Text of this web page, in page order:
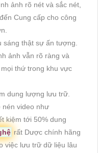
ảnh rõ nét và sắc nét,
Cung cấp cho công
sáng thật sự ấn tượng.
ảnh vẫn rõ ràng và
thứ trong khu vực
dung lượng lưu trữ.
nén video như
kiệm tới 50% dung
rất Dược chính hãng
việc lưu trữ dữ liệu lâu